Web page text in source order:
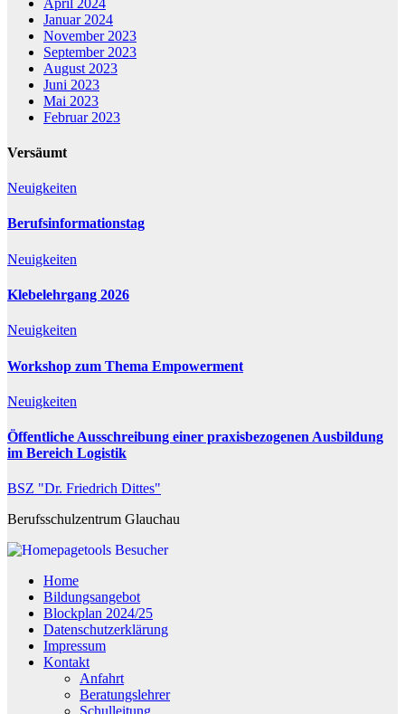
Januar 2024
November 2023
September 2023
August 2023
Juni 2023
Mai 2023
Februar 2023
Versäumt
Neuigkeiten
Berufsinformationstag
Neuigkeiten
Klebelehrgang 2026
Neuigkeiten
Workshop zum Thema Empowerment
Neuigkeiten
Öffentliche Ausschreibung einer praxisbezogenen Ausbildung
im Bereich Logistik
BSZ "Dr. Friedrich Dittes"
Berufsschulzentrum Glauchau
Besucher
Home
Bildungsangebot
Blockplan 2024/25
Datenschutzerklärung
Impressum
Kontakt
Anfahrt
Beratungslehrer